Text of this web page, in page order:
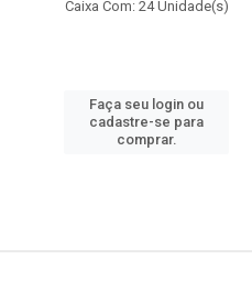
Caixa Com: 24 Unidade(s)
Faça seu login ou
cadastre-se para
comprar.